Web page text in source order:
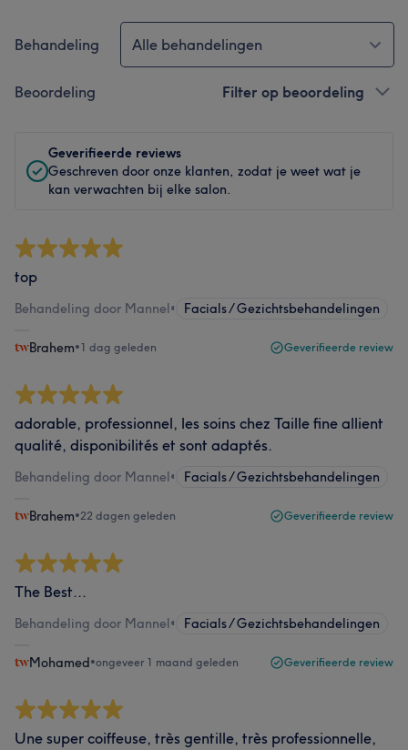
Behandeling Alle behandelingen
Beoordeling Filter op beoordeling
Geverifieerde reviews
Geschreven door onze klanten, zodat je weet wat je
kan verwachten bij elke salon.
top
Behandeling door Mannel• Facials / Gezichtsbehandelingen
Brahem•1 dag geleden Geverifieerde review
adorable, professionnel, les soins chez Taille fine allient
qualité, disponibilités et sont adaptés.
Behandeling door Mannel• Facials / Gezichtsbehandelingen
Brahem•22 dagen geleden Geverifieerde review
The Best...
Behandeling door Mannel• Facials / Gezichtsbehandelingen
Mohamed•ongeveer 1 maand geleden Geverifieerde review
Une super coiffeuse, très gentille, très professionnelle,